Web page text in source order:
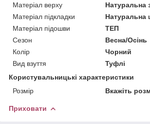
Матеріал верху
Натуральна
Матеріал підкладки
Натуральна
Матеріал підошви
ТЕП
Сезон
Весна/Осінь
Колір
Чорний
Вид взуття
Туфлі
Користувальницькі характеристики
Розмір
Вкажіть
Приховати